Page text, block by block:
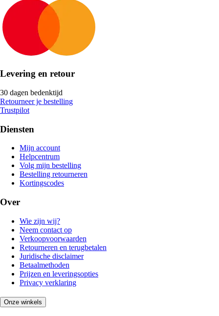
Levering en retour
30 dagen bedenktijd
Retourneer je bestelling
Trustpilot
Diensten
Mijn account
Helpcentrum
Volg mijn bestelling
Bestelling retourneren
Kortingscodes
Over
Wie zijn wij?
Neem contact op
Verkoopvoorwaarden
Retourneren en terugbetalen
Juridische disclaimer
Betaalmethoden
Prijzen en leveringsopties
Privacy verklaring
Onze winkels